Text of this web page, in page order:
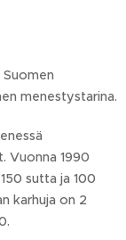
menestystarina.
Vuonna 1990
sutta ja 100
karhuja on 2